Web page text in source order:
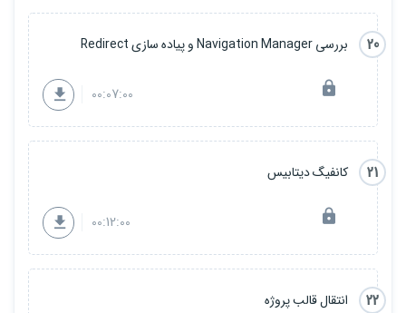
20 بررسی Navigation Manager و پیاده سازی Redirect
00:07:00
21 کانفیگ دیتابیس
00:12:00
22 انتقال قالب پروژه